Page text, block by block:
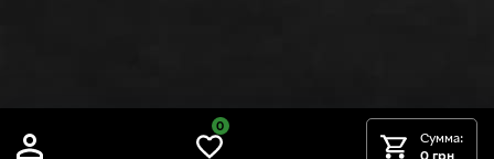
0
Сумма:
0 грн
© TEAKAVA, 2015-2026 г.